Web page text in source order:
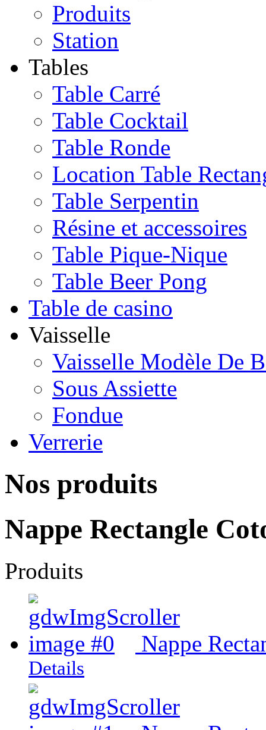
Produits
Station
Tables
Table Carré
Table Cocktail
Table Ronde
Location Table
Table Serpentin
Résine et accessoires
Table Pique-Nique
Table Beer Pong
Table de casino
Vaisselle
Vaisselle Modèle De
Sous Assiette
Fondue
Verrerie
Nos produits
Nappe Rectangle
Produits
Nappe
Details